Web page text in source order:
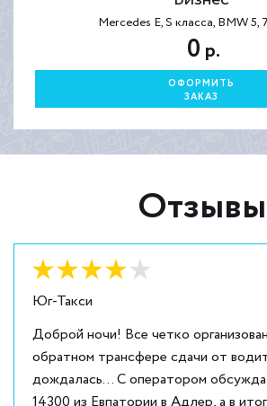
Mercedes E, S класса, BMW 5,
0 р.
ОФОРМИТЬ
ЗАКАЗ
Отзывы
Юг-Такси
Оценка: 4
Доброй ночи! Все четко
обратном трансфере сдачи от
дождалась... С оператором